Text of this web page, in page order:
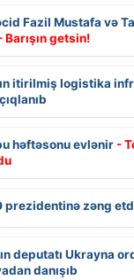
Fazil Mustafa və
Barışın getsin!
itirilmiş logistika
həftəsonu evlənir -
prezidentinə zəng
deputatı Ukrayna
danışıb